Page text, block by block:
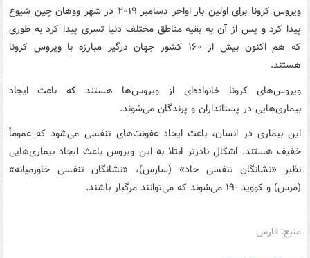
ویروس کرونا برای اولین بار اواخر دسامبر ۲۰۱۹ در شهر ووهان چین شیوع
پیدا کرد و پس از آن به بقیه مناطق مختلف دنیا تسری پیدا کرد به طوری
که هم اکنون بیش از ۱۶۰ کشور جهان درگیر مبارزه با ویروس کرونا
هستند.
ویروس‌های کرونا خانواده‌ای از ویروس‌ها هستند که باعث ایجاد
بیماری‌هایی در پستانداران و پرندگان می‌شوند.
این بیماری در انسان، باعث ایجاد عفونت‌های تنفسی می‌شود که عموماً
خفیف هستند. اشکال نادرتر ابتلا به این ویروس باعث ایجاد بیماری‌هایی
نظیر «نشانگان تنفسی حاد» (سارس)، «نشانگان تنفسی خاورمیانه»
(مرس) و کووید -۱۹ می‌شوند که می‌توانند مرگبار باشند.
منبع: فارس